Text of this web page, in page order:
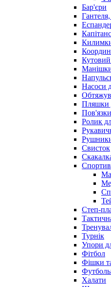
Бар'єри
Насоси
Пляшки
Ролик
Свисток
Степ-
Турнік
Упори
Фітбол
Фішки
Халати